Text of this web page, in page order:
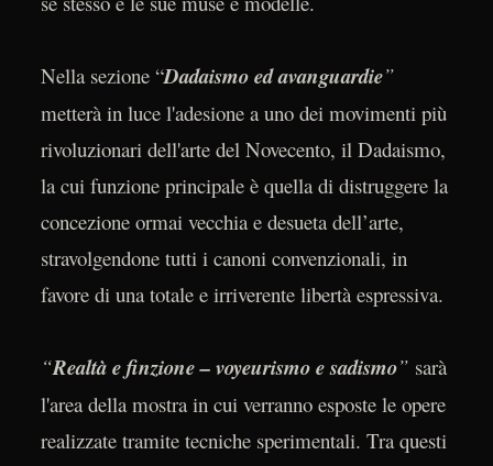
Nella sezione “Dadaismo ed avanguardie”
metterà in luce l'adesione a uno dei movimenti più
rivoluzionari dell'arte del Novecento, il Dadaismo,
la cui funzione principale è quella di distruggere la
concezione ormai vecchia e desueta dell’arte,
stravolgendone tutti i canoni convenzionali, in
favore di una totale e irriverente libertà espressiva.
“Realtà e finzione – voyeurismo e sadismo” sarà
l'area della mostra in cui verranno esposte le opere
realizzate tramite tecniche sperimentali. Tra questi